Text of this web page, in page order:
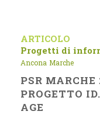
ARTICOLO
Progetti di
Ancona Marche
PSR
PROGETTO
AGE